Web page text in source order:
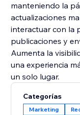
manteniendo la
actualizaciones
interactuar con la
publicaciones y
Aumenta la
una experiencia
un solo lugar.
Categorías
Marketing